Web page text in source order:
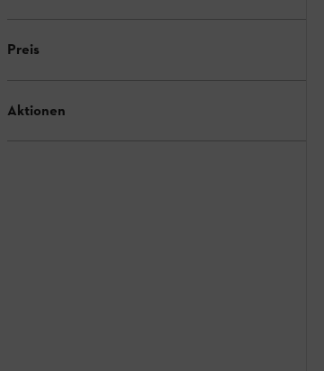
Preis
Aktionen